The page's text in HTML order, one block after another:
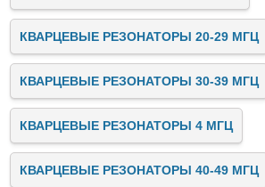
КВАРЦЕВЫЕ РЕЗОНАТОРЫ 20-29 МГЦ
КВАРЦЕВЫЕ РЕЗОНАТОРЫ 30-39 МГЦ
КВАРЦЕВЫЕ РЕЗОНАТОРЫ 4 МГЦ
КВАРЦЕВЫЕ РЕЗОНАТОРЫ 40-49 МГЦ